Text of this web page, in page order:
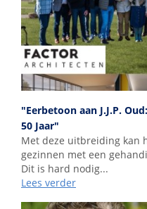
"Eerbetoon aan J.J.P.
50 Jaar"
Met deze uitbreiding kan
gezinnen met een
Dit is hard nodig...
Lees verder